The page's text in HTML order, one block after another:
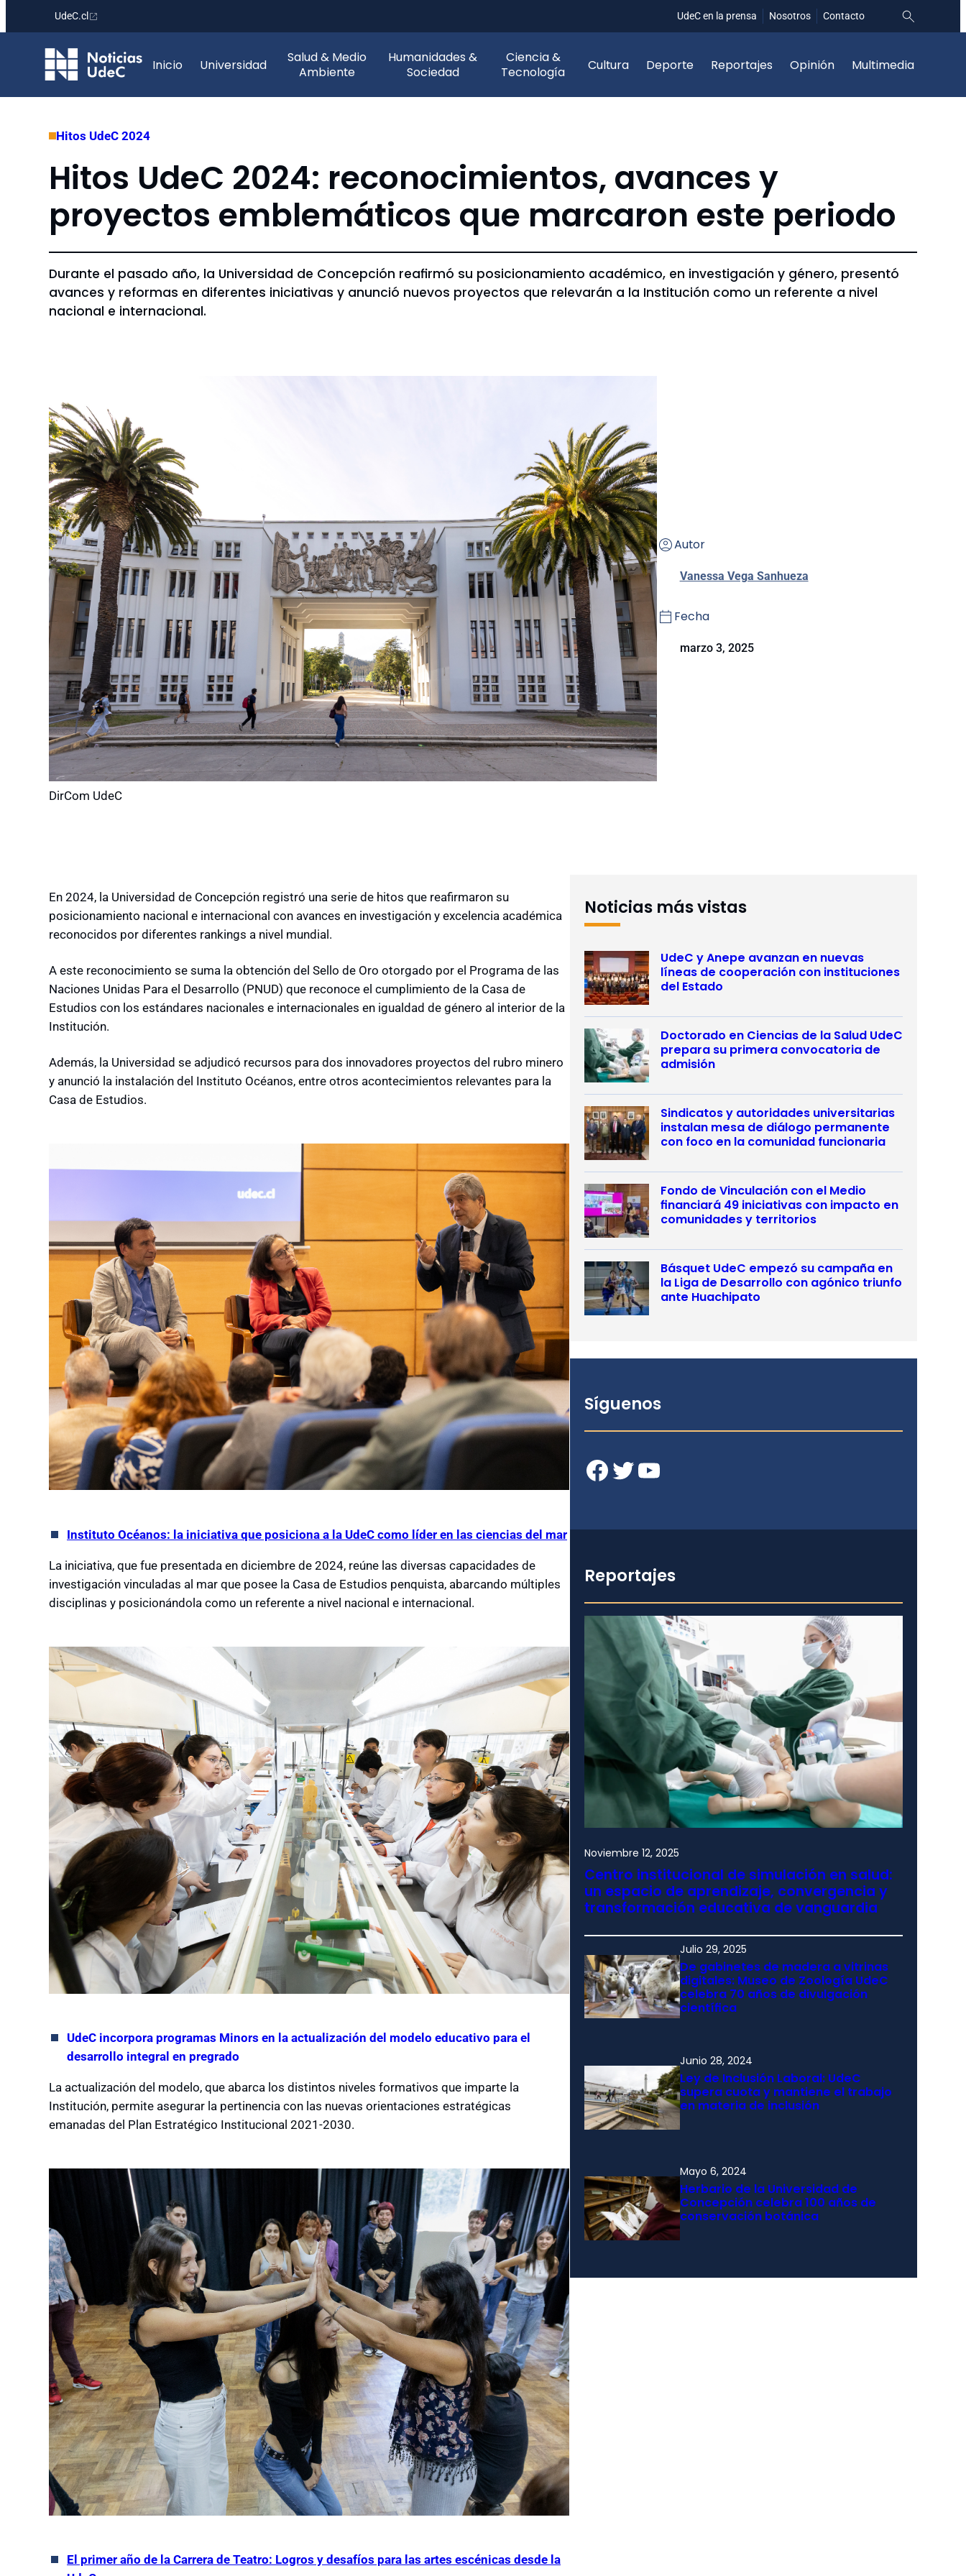
contenido
UdeC.cl UdeC en la prensa Nosotros Contacto
Inicio Universidad
Salud & Medio
Ambiente
Humanidades &
Sociedad
Ciencia &
Tecnología
Cultura Deporte Reportajes Opinión Multimedia
Hitos UdeC 2024
Hitos UdeC 2024: reconocimientos, avances y
proyectos emblemáticos que marcaron este periodo
Durante el pasado año, la Universidad de Concepción reafirmó su posicionamiento académico, en investigación y género, presentó
avances y reformas en diferentes iniciativas y anunció nuevos proyectos que relevarán a la Institución como un referente a nivel
nacional e internacional.
DirCom UdeC
Autor
Vanessa Vega Sanhueza
Fecha
marzo 3, 2025
En 2024, la Universidad de Concepción registró una serie de hitos que reafirmaron su
posicionamiento nacional e internacional con avances en investigación y excelencia académica
reconocidos por diferentes rankings a nivel mundial.
A este reconocimiento se suma la obtención del Sello de Oro otorgado por el Programa de las
Naciones Unidas Para el Desarrollo (PNUD) que reconoce el cumplimiento de la Casa de
Estudios con los estándares nacionales e internacionales en igualdad de género al interior de la
Institución.
Además, la Universidad se adjudicó recursos para dos innovadores proyectos del rubro minero
y anunció la instalación del Instituto Océanos, entre otros acontecimientos relevantes para la
Casa de Estudios.
Instituto Océanos: la iniciativa que posiciona a la UdeC como líder en las ciencias del mar
La iniciativa, que fue presentada en diciembre de 2024, reúne las diversas capacidades de
investigación vinculadas al mar que posee la Casa de Estudios penquista, abarcando múltiples
disciplinas y posicionándola como un referente a nivel nacional e internacional.
UdeC incorpora programas Minors en la actualización del modelo educativo para el
desarrollo integral en pregrado
La actualización del modelo, que abarca los distintos niveles formativos que imparte la
Institución, permite asegurar la pertinencia con las nuevas orientaciones estratégicas
emanadas del Plan Estratégico Institucional 2021-2030.
El primer año de la Carrera de Teatro: Logros y desafíos para las artes escénicas desde la
Noticias más vistas
UdeC y Anepe avanzan en nuevas
líneas de cooperación con instituciones
del Estado
Doctorado en Ciencias de la Salud UdeC
prepara su primera convocatoria de
admisión
Sindicatos y autoridades universitarias
instalan mesa de diálogo permanente
con foco en la comunidad funcionaria
Fondo de Vinculación con el Medio
financiará 49 iniciativas con impacto en
comunidades y territorios
Básquet UdeC empezó su campaña en
la Liga de Desarrollo con agónico triunfo
ante Huachipato
Síguenos
Facebook Twitter YouTube
Reportajes
Noviembre 12, 2025
Centro institucional de simulación en salud:
un espacio de aprendizaje, convergencia y
transformación educativa de vanguardia
Julio 29, 2025
De gabinetes de madera a vitrinas
digitales: Museo de Zoología UdeC
celebra 70 años de divulgación
científica
Junio 28, 2024
Ley de Inclusión Laboral: UdeC
supera cuota y mantiene el trabajo
en materia de inclusión
Mayo 6, 2024
Herbario de la Universidad de
Concepción celebra 100 años de
conservación botánica